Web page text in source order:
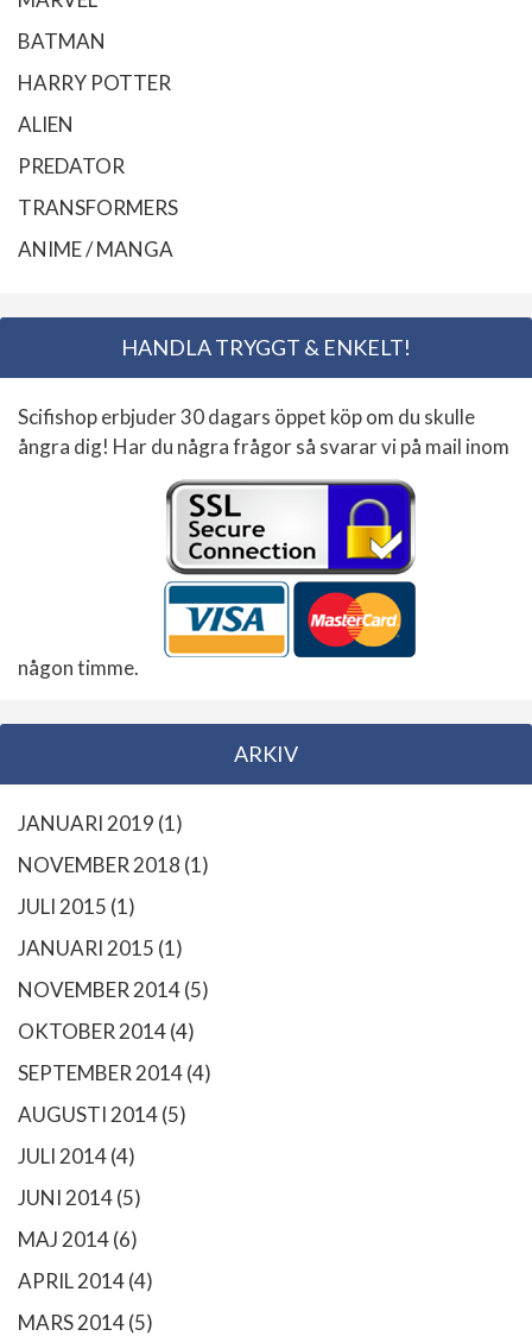
BATMAN
HARRY POTTER
ALIEN
PREDATOR
TRANSFORMERS
ANIME / MANGA
HANDLA TRYGGT & ENKELT!
Scifishop erbjuder 30 dagars öppet köp om du skulle
ångra dig! Har du några frågor så svarar vi på mail inom
någon timme.
ARKIV
JANUARI 2019 (1)
NOVEMBER 2018 (1)
JULI 2015 (1)
JANUARI 2015 (1)
NOVEMBER 2014(5)
OKTOBER 2014(4)
SEPTEMBER 2014(4)
AUGUSTI 2014(5)
JULI 2014(4)
JUNI 2014(5)
MAJ 2014(6)
APRIL 2014(4)
MARS 2014(5)